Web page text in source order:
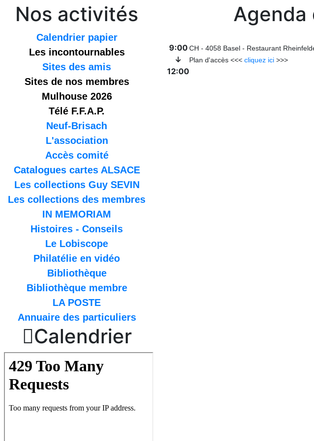
Nos activités
Calendrier papier
Les incontournables
Sites des amis
Sites de nos membres
Mulhouse 2026
Télé F.F.A.P.
Neuf-Brisach
L'association
Accès comité
Catalogues cartes ALSACE
Les collections Guy SEVIN
Les collections des membres
IN MEMORIAM
Histoires - Conseils
Le Lobiscope
Philatélie en vidéo
Bibliothèque
Bibliothèque membre
LA POSTE
Annuaire des particuliers
Calendrier
Agenda
9:00
↓
12:00
CH - 4058 Basel - Restaurant
Plan d'accès <<< cliquez ici >>>